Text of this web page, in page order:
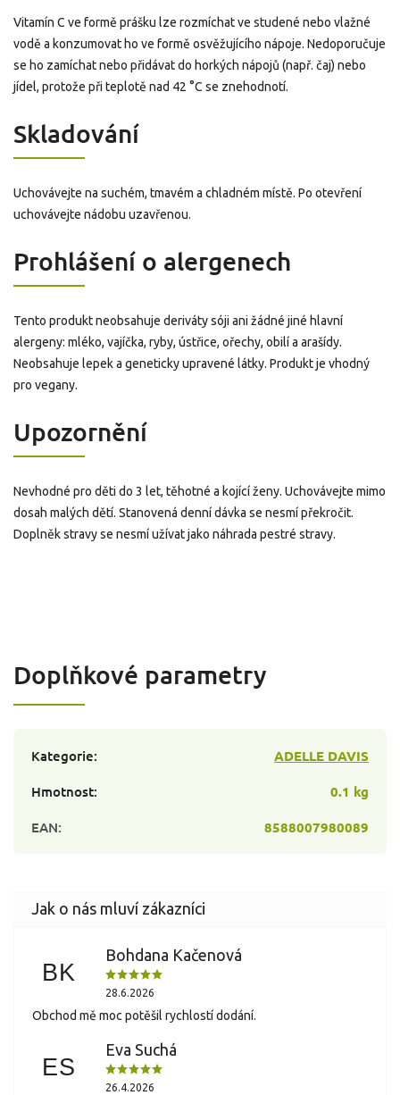
Vitamín C ve formě prášku lze rozmíchat ve studené nebo vlažné
vodě a konzumovat ho ve formě osvěžujícího nápoje. Nedoporučuje
se ho zamíchat nebo přidávat do horkých nápojů (např. čaj) nebo
jídel, protože při teplotě nad 42 °C se znehodnotí.
Skladování
Uchovávejte na suchém, tmavém a chladném místě. Po otevření
uchovávejte nádobu uzavřenou.
Prohlášení o alergenech
Tento produkt neobsahuje deriváty sóji ani žádné jiné hlavní
alergeny: mléko, vajíčka, ryby, ústřice, ořechy, obilí a arašídy.
Neobsahuje lepek a geneticky upravené látky. Produkt je vhodný
pro vegany.
Upozornění
Nevhodné pro děti do 3 let, těhotné a kojící ženy. Uchovávejte mimo
dosah malých dětí. Stanovená denní dávka se nesmí překročit.
Doplněk stravy se nesmí užívat jako náhrada pestré stravy.
Doplňkové parametry
Kategorie:
ADELLE DAVIS
Hmotnost:
0.1 kg
EAN: 8588007980089
BK
Bohdana Kačenová
28.6.2026
Obchod mě moc potěšil rychlostí dodání.
ES
Eva Suchá
26.4.2026